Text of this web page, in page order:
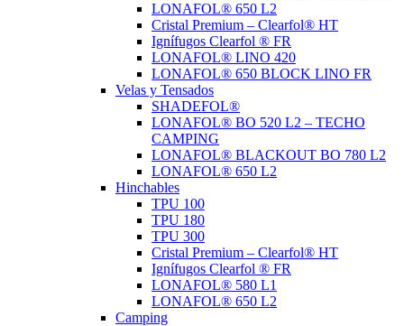
LONAFOL® 650 L2
Cristal Premium – Clearfol® HT
Ignífugos Clearfol ® FR
LONAFOL® LINO 420
LONAFOL® 650 BLOCK LINO FR
Velas y Tensados
SHADEFOL®
LONAFOL® BO 520 L2 – TECHO
CAMPING
LONAFOL® BLACKOUT BO 780 L2
LONAFOL® 650 L2
Hinchables
TPU 100
TPU 180
TPU 300
Cristal Premium – Clearfol® HT
Ignífugos Clearfol ® FR
LONAFOL® 580 L1
LONAFOL® 650 L2
Camping